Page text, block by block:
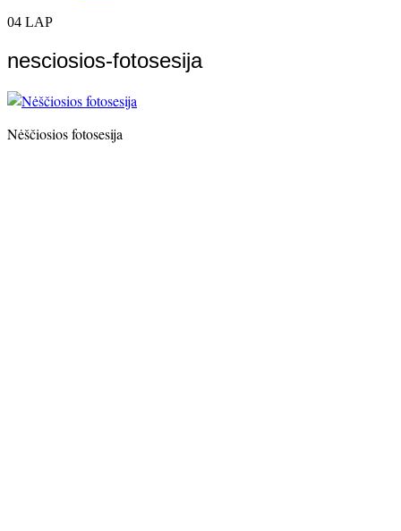
04 LAP
nesciosios-fotosesija
Nėščiosios fotosesija